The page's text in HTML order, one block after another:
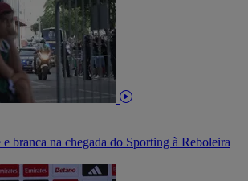
branca na chegada do Sporting à Reboleira